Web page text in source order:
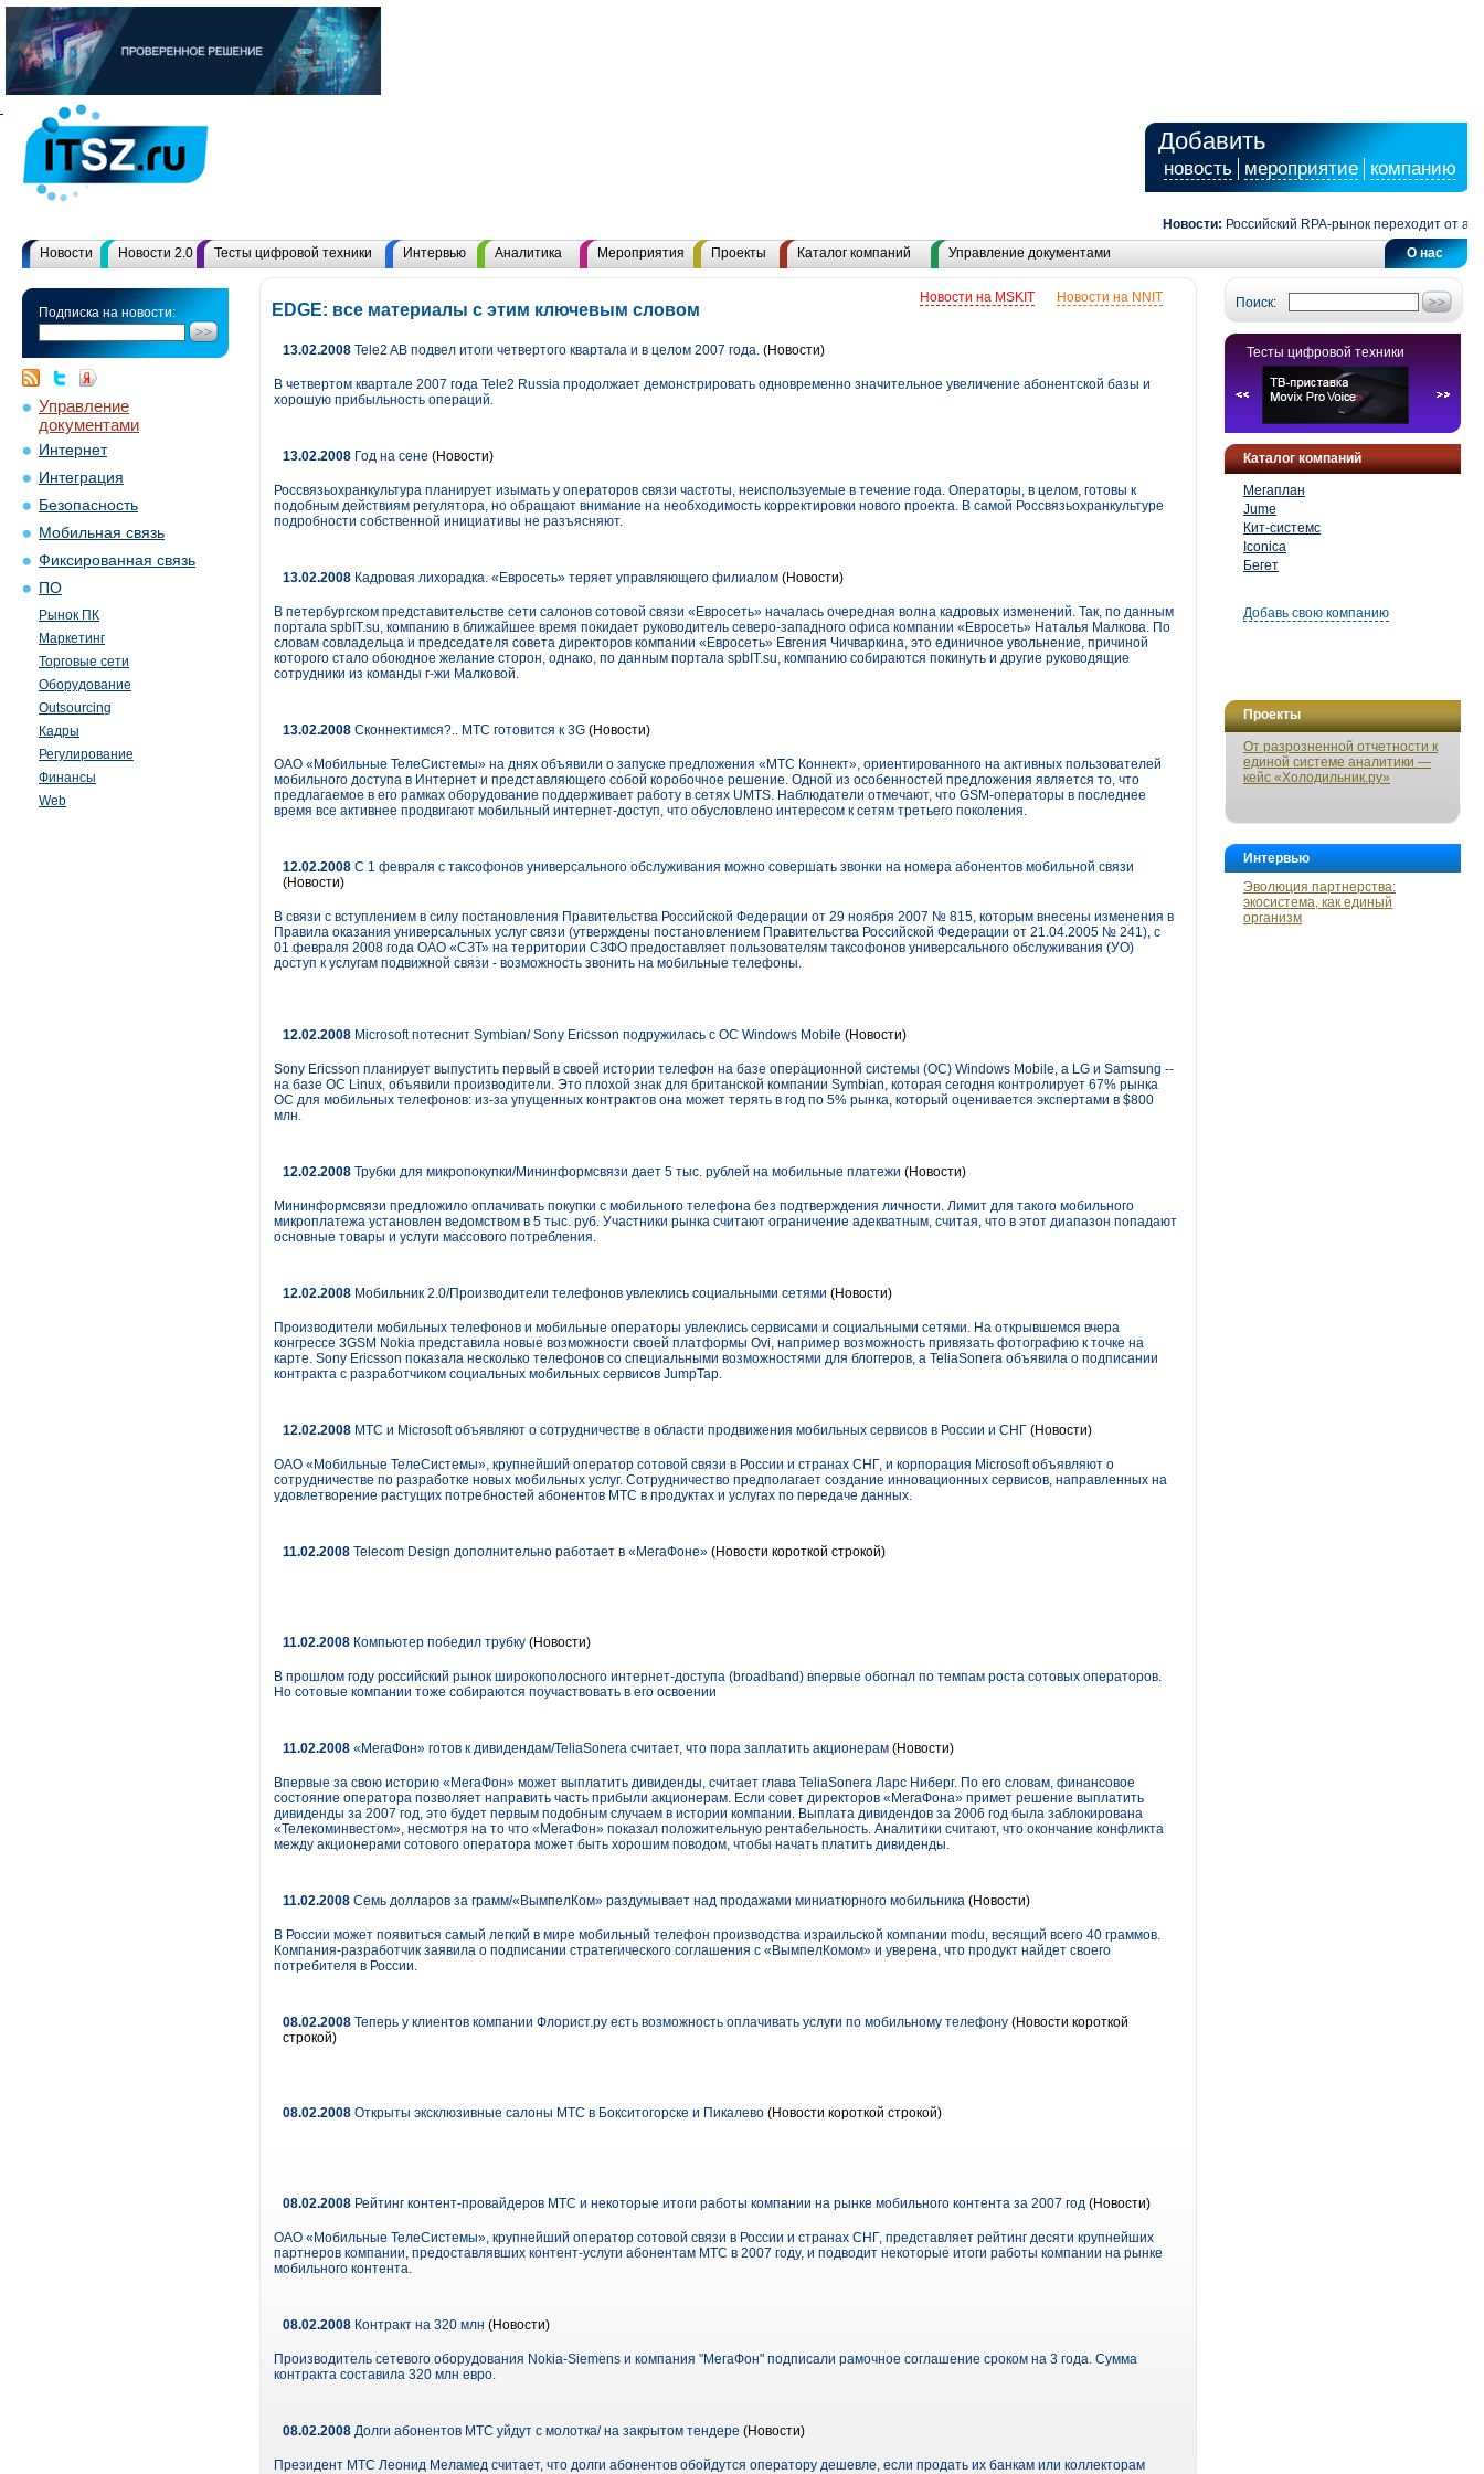
Добавить
новость мероприятие компанию
Новости: Российский RPA-рынок переходит от
О нас
Новости Новости 2.0 Тесты цифровой техники Интервью Аналитика Мероприятия Проекты Каталог компаний Управление документами
Подписка на новости:
Управление
документами
Интернет
Интеграция
Безопасность
Мобильная связь
Фиксированная связь
ПО
Рынок ПК
Маркетинг
Торговые сети
Оборудование
Outsourcing
Кадры
Регулирование
Финансы
Web
Поиск:
Тесты цифровой техники
Каталог компаний
Мегаплан
Jume
Кит-системс
Iconica
Бегет
Добавь свою компанию
Проекты
От разрозненной отчетности к
единой системе аналитики —
кейс «Холодильник.ру»
Интервью
Эволюция партнерства:
экосистема, как единый
организм
Новости на NNIT
Новости на MSKIT
EDGE: все материалы с этим ключевым словом
13.02.2008 Tele2 AB подвел итоги четвертого квартала и в целом 2007 года. (Новости)
В четвертом квартале 2007 года Tele2 Russia продолжает демонстрировать одновременно значительное увеличение абонентской базы и
хорошую прибыльность операций.
13.02.2008 Год на сене (Новости)
Россвязьохранкультура планирует изымать у операторов связи частоты, неиспользуемые в течение года. Операторы, в целом, готовы к
подобным действиям регулятора, но обращают внимание на необходимость корректировки нового проекта. В самой Россвязьохранкультуре
подробности собственной инициативы не разъясняют.
13.02.2008 Кадровая лихорадка. «Евросеть» теряет управляющего филиалом (Новости)
В петербургском представительстве сети салонов сотовой связи «Евросеть» началась очередная волна кадровых изменений. Так, по данным
портала spbIT.su, компанию в ближайшее время покидает руководитель северо-западного офиса компании «Евросеть» Наталья Малкова. По
словам совладельца и председателя совета директоров компании «Евросеть» Евгения Чичваркина, это единичное увольнение, причиной
которого стало обоюдное желание сторон, однако, по данным портала spbIT.su, компанию собираются покинуть и другие руководящие
сотрудники из команды г-жи Малковой.
13.02.2008 Сконнектимся?.. МТС готовится к 3G (Новости)
ОАО «Мобильные ТелеСистемы» на днях объявили о запуске предложения «МТС Коннект», ориентированного на активных пользователей
мобильного доступа в Интернет и представляющего собой коробочное решение. Одной из особенностей предложения является то, что
предлагаемое в его рамках оборудование поддерживает работу в сетях UMTS. Наблюдатели отмечают, что GSM-операторы в последнее
время все активнее продвигают мобильный интернет-доступ, что обусловлено интересом к сетям третьего поколения.
12.02.2008 С 1 февраля с таксофонов универсального обслуживания можно совершать звонки на номера абонентов мобильной связи
(Новости)
В связи с вступлением в силу постановления Правительства Российской Федерации от 29 ноября 2007 № 815, которым внесены изменения в
Правила оказания универсальных услуг связи (утверждены постановлением Правительства Российской Федерации от 21.04.2005 № 241), с
01 февраля 2008 года ОАО «СЗТ» на территории СЗФО предоставляет пользователям таксофонов универсального обслуживания (УО)
доступ к услугам подвижной связи - возможность звонить на мобильные телефоны.
12.02.2008 Microsoft потеснит Symbian/ Sony Ericsson подружилась с ОС Windows Mobile (Новости)
Sony Ericsson планирует выпустить первый в своей истории телефон на базе операционной системы (ОС) Windows Mobile, а LG и Samsung --
на базе ОС Linux, объявили производители. Это плохой знак для британской компании Symbian, которая сегодня контролирует 67% рынка
ОС для мобильных телефонов: из-за упущенных контрактов она может терять в год по 5% рынка, который оценивается экспертами в $800
млн.
12.02.2008 Трубки для микропокупки/Мининформсвязи дает 5 тыс. рублей на мобильные платежи (Новости)
Мининформсвязи предложило оплачивать покупки с мобильного телефона без подтверждения личности. Лимит для такого мобильного
микроплатежа установлен ведомством в 5 тыс. руб. Участники рынка считают ограничение адекватным, считая, что в этот диапазон попадают
основные товары и услуги массового потребления.
12.02.2008 Мобильник 2.0/Производители телефонов увлеклись социальными сетями (Новости)
Производители мобильных телефонов и мобильные операторы увлеклись сервисами и социальными сетями. На открывшемся вчера
конгрессе 3GSM Nokia представила новые возможности своей платформы Ovi, например возможность привязать фотографию к точке на
карте. Sony Ericsson показала несколько телефонов со специальными возможностями для блоггеров, а TeliaSonera объявила о подписании
контракта с разработчиком социальных мобильных сервисов JumpTap.
12.02.2008 МТС и Microsoft объявляют о сотрудничестве в области продвижения мобильных сервисов в России и СНГ (Новости)
ОАО «Мобильные ТелеСистемы», крупнейший оператор сотовой связи в России и странах СНГ, и корпорация Microsoft объявляют о
сотрудничестве по разработке новых мобильных услуг. Сотрудничество предполагает создание инновационных сервисов, направленных на
удовлетворение растущих потребностей абонентов МТС в продуктах и услугах по передаче данных.
11.02.2008 Telecom Design дополнительно работает в «МегаФоне» (Новости короткой строкой)
11.02.2008 Компьютер победил трубку (Новости)
В прошлом году российский рынок широкополосного интернет-доступа (broadband) впервые обогнал по темпам роста сотовых операторов.
Но сотовые компании тоже собираются поучаствовать в его освоении
11.02.2008 «МегаФон» готов к дивидендам/TeliaSonera считает, что пора заплатить акционерам (Новости)
Впервые за свою историю «МегаФон» может выплатить дивиденды, считает глава TeliaSonerа Ларс Ниберг. По его словам, финансовое
состояние оператора позволяет направить часть прибыли акционерам. Если совет директоров «МегаФона» примет решение выплатить
дивиденды за 2007 год, это будет первым подобным случаем в истории компании. Выплата дивидендов за 2006 год была заблокирована
«Телеком­инвестом», несмотря на то что «МегаФон» показал положительную рентабельность. Аналитики считают, что окончание конфликта
между акционерами сотового оператора может быть хорошим поводом, чтобы начать платить дивиденды.
11.02.2008 Семь долларов за грамм/«ВымпелКом» раздумывает над продажами миниатюрного мобильника (Новости)
В России может появиться самый легкий в мире мобильный телефон производства израильской компании modu, весящий всего 40 граммов.
Компания-разработчик заявила о подписании стратегического соглашения с «ВымпелКомом» и уверена, что продукт найдет своего
потребителя в России.
08.02.2008 Теперь у клиентов компании Флорист.ру есть возможность оплачивать услуги по мобильному телефону (Новости короткой
строкой)
08.02.2008 Открыты эксклюзивные салоны МТС в Бокситогорске и Пикалево (Новости короткой строкой)
08.02.2008 Рейтинг контент-провайдеров МТС и некоторые итоги работы компании на рынке мобильного контента за 2007 год (Новости)
ОАО «Мобильные ТелеСистемы», крупнейший оператор сотовой связи в России и странах СНГ, представляет рейтинг десяти крупнейших
партнеров компании, предоставлявших контент-услуги абонентам МТС в 2007 году, и подводит некоторые итоги работы компании на рынке
мобильного контента.
08.02.2008 Контракт на 320 млн (Новости)
Производитель сетевого оборудования Nokia-Siemens и компания "МегаФон" подписали рамочное соглашение сроком на 3 года. Сумма
контракта составила 320 млн евро.
08.02.2008 Долги абонентов МТС уйдут с молотка/ на закрытом тендере (Новости)
Президент МТС Леонид Меламед считает, что долги абонентов обойдутся оператору дешевле, если продать их банкам или коллекторам